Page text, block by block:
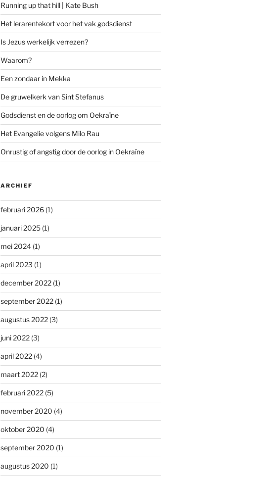
Running up that hill | Kate Bush
Het lerarentekort voor het vak godsdienst
Is Jezus werkelijk verrezen?
Waarom?
Een zondaar in Mekka
De gruwelkerk van Sint Stefanus
Godsdienst en de oorlog om Oekraïne
Het Evangelie volgens Milo Rau
Onrustig of angstig door de oorlog in Oekraïne
ARCHIEF
februari 2026(1)
januari 2025(1)
mei 2024(1)
april 2023 (1)
december 2022(1)
september 2022(1)
augustus 2022(3)
juni 2022(3)
april 2022(4)
maart 2022(2)
februari 2022(5)
november 2020 (4)
oktober 2020 (4)
september 2020 (1)
augustus 2020 (1)